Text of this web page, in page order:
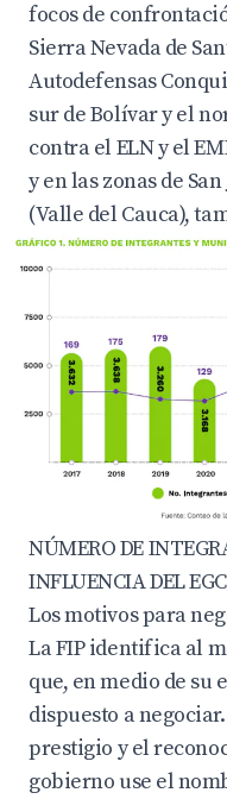
focos de
Sierra Nevada de
Autodefensas
sur de Bolívar y el
contra el ELN y el
y en las zonas de
(Valle del Cauca),
NÚMERO DE
INFLUENCIA DEL
Los motivos para
La FIP identifica al
que, en medio de su
dispuesto a
prestigio y el
gobierno use el